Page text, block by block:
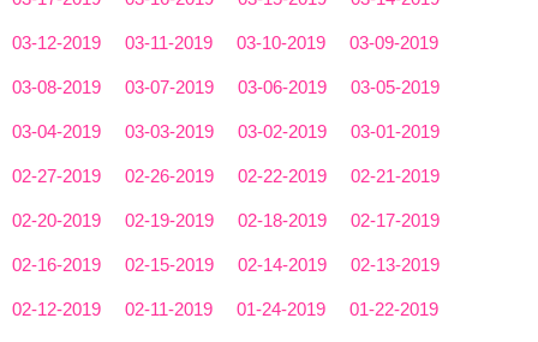
03-12-2019 03-11-2019 03-10-2019 03-09-2019
03-08-2019 03-07-2019 03-06-2019 03-05-2019
03-04-2019 03-03-2019 03-02-2019 03-01-2019
02-27-2019 02-26-2019 02-22-2019 02-21-2019
02-20-2019 02-19-2019 02-18-2019 02-17-2019
02-16-2019 02-15-2019 02-14-2019 02-13-2019
02-12-2019 02-11-2019 01-24-2019 01-22-2019